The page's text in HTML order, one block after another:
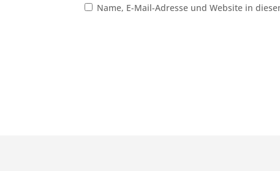
Name, E-Mail-Adresse und Website in